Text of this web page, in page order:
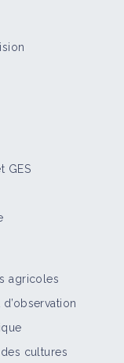
Adventices annuelles
GES
agricoles
cultures